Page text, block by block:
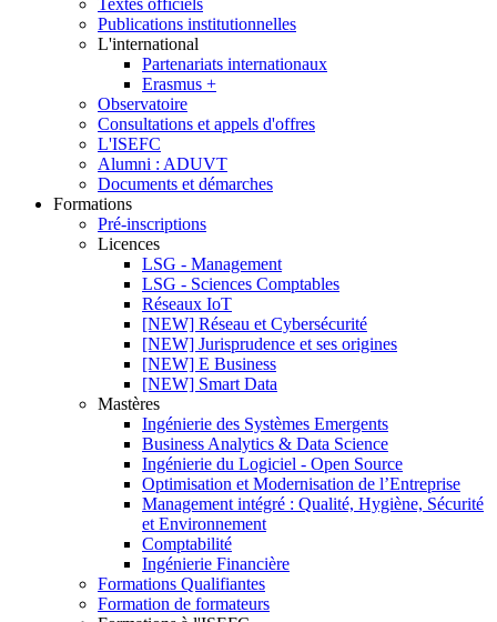
Publications institutionnelles
L'international
Partenariats internationaux
Erasmus +
Observatoire
Consultations et appels d'offres
L'ISEFC
Alumni : ADUVT
Documents et démarches
Formations
Pré-inscriptions
Licences
LSG - Management
LSG - Sciences Comptables
Réseaux IoT
[NEW] Réseau et Cybersécurité
[NEW] Jurisprudence et ses origines
[NEW] E Business
[NEW] Smart Data
Mastères
Ingénierie des Systèmes Emergents
Business Analytics & Data Science
Ingénierie du Logiciel - Open Source
Optimisation et Modernisation de l’Entreprise
Management intégré : Qualité, Hygiène, Sécurité
et Environnement
Comptabilité
Ingénierie Financière
Formations Qualifiantes
Formation de formateurs